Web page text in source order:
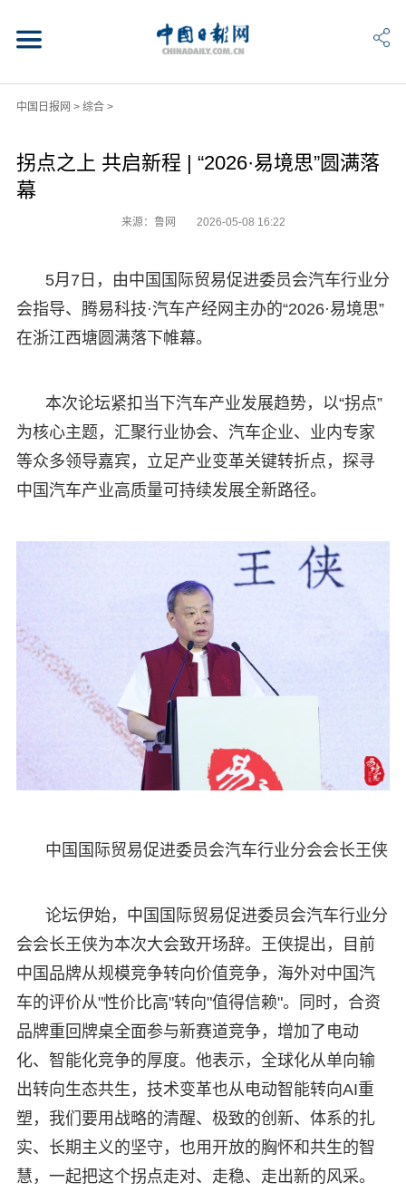
中国日报网 > 综合>
拐点之上 共启新程 | “2026·易境思”圆满落
幕
来源：鲁网 2026-05-08 16:22
5月7日，由中国国际贸易促进委员会汽车行业分
会指导、腾易科技·汽车产经网主办的“2026·易境思”
在浙江西塘圆满落下帷幕。
本次论坛紧扣当下汽车产业发展趋势，以“拐点”
为核心主题，汇聚行业协会、汽车企业、业内专家
等众多领导嘉宾，立足产业变革关键转折点，探寻
中国汽车产业高质量可持续发展全新路径。
中国国际贸易促进委员会汽车行业分会会长王侠
论坛伊始，中国国际贸易促进委员会汽车行业分
会会长王侠为本次大会致开场辞。王侠提出，目前
中国品牌从规模竞争转向价值竞争，海外对中国汽
车的评价从"性价比高"转向"值得信赖"。同时，合资
品牌重回牌桌全面参与新赛道竞争，增加了电动
化、智能化竞争的厚度。他表示，全球化从单向输
出转向生态共生，技术变革也从电动智能转向AI重
塑，我们要用战略的清醒、极致的创新、体系的扎
实、长期主义的坚守，也用开放的胸怀和共生的智
慧，一起把这个拐点走对、走稳、走出新的风采。